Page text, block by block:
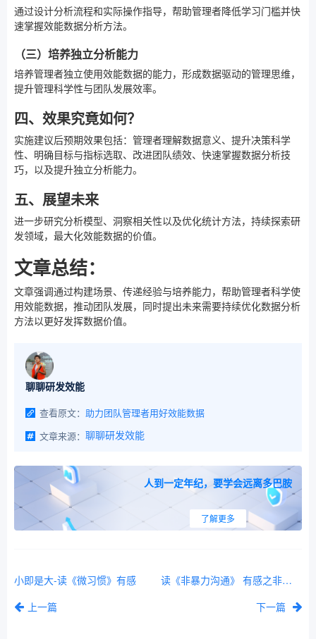
通过设计分析流程和实际操作指导，帮助管理者降低学习门槛并快
速掌握效能数据分析方法。
（三）培养独立分析能力
培养管理者独立使用效能数据的能力，形成数据驱动的管理思维，
提升管理科学性与团队发展效率。
四、效果究竟如何？
实施建议后预期效果包括：管理者理解数据意义、提升决策科学
性、明确目标与指标选取、改进团队绩效、快速掌握数据分析技
巧，以及提升独立分析能力。
五、展望未来
进一步研究分析模型、洞察相关性以及优化统计方法，持续探索研
发领域，最大化效能数据的价值。
文章总结：
文章强调通过构建场景、传递经验与培养能力，帮助管理者科学使
用效能数据，推动团队发展，同时提出未来需要持续优化数据分析
方法以更好发挥数据价值。
聊聊研发效能
查看原文： 助力团队管理者用好效能数据
文章来源： 聊聊研发效能
人到一定年纪，要学会远离多巴胺
了解更多
小即是大-读《微习惯》有感
上一篇
读《非暴力沟通》 有感之非暴力沟通四要素
下一篇